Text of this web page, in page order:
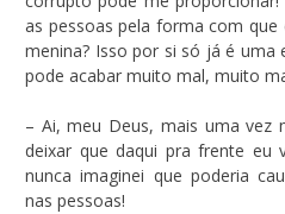
as pessoas pela forma com que
menina? Isso por si só já é uma
pode acabar muito mal, muito
– Ai, meu Deus, mais uma vez
deixar que daqui pra frente eu
nunca imaginei que poderia
nas pessoas!